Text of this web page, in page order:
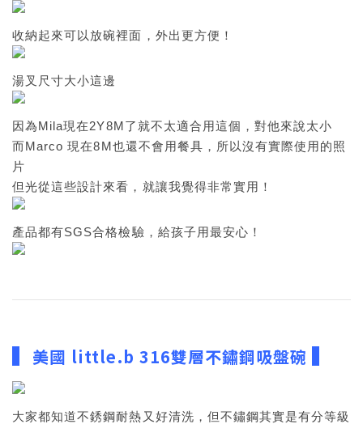
收納起來可以放碗裡面，外出更方便！
湯叉尺寸大小這邊
因為Mila現在2Y8M了就不太適合用這個，對他來說太小
而Marco 現在8M也還不會用餐具，所以沒有實際使用的照
片
但光從這些設計來看，就讓我覺得非常實用！
產品都有SGS合格檢驗，給孩子用最安心！
▍ 美國 little.b 316雙層不鏽鋼吸盤碗 ▍
大家都知道不銹鋼耐熱又好清洗，但不鏽鋼其實是有分等級